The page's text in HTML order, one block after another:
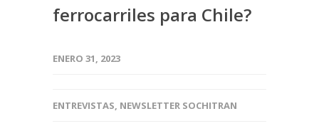
ferrocarriles para Chile?
ENERO 31, 2023
ENTREVISTAS, NEWSLETTER SOCHITRAN